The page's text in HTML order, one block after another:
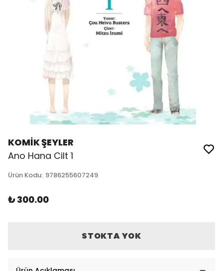
KOMİK ŞEYLER
Ano Hana Cilt 1
Ürün Kodu: 9786255607249
₺ 300.00
STOKTA YOK